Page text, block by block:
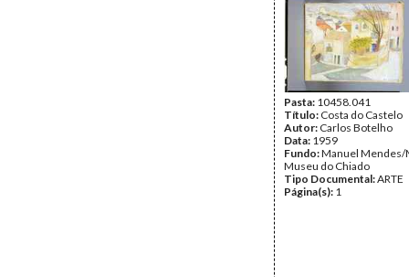
Pasta: 10458.041
Título: Costa do Castelo
Autor: Carlos Botelho
Data: 1959
Fundo:Manuel Mendes/
Museu do Chiado
Tipo Documental:ARTE
Página(s): 1